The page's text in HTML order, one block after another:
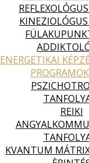
KINEZIOLÓGUS
ENERGETIKAI
PROGRAMOK
REIKI
KVANTUM